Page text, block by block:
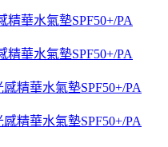
精華水氣墊SPF50+/PA
精華水氣墊SPF50+/PA
精華水氣墊SPF50+/PA
精華水氣墊SPF50+/PA